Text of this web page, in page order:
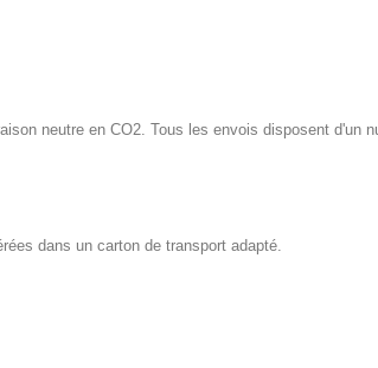
neutre en CO2. Tous les envois disposent d'un
dans un carton de transport adapté.